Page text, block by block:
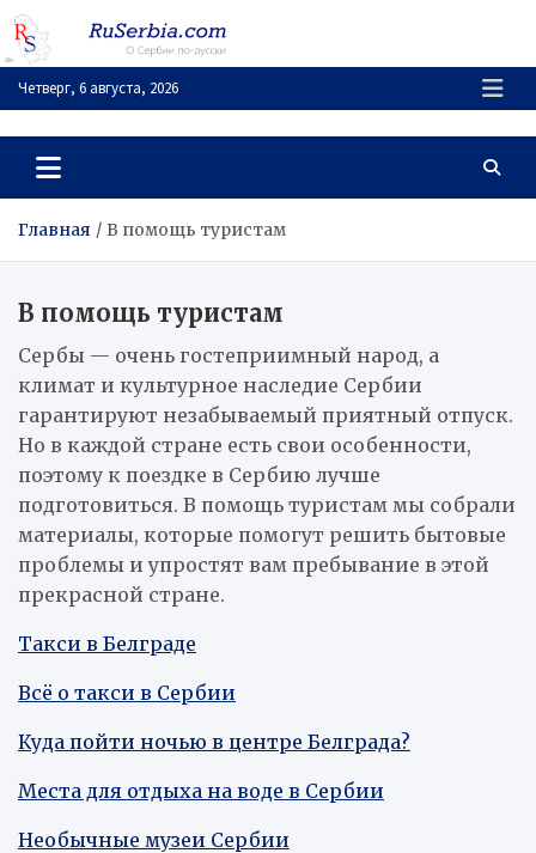
Перейти
содержимому
Четверг, 6 августа, 2026
RuSerbia.com
О Сербии – по-русски
Главная В помощь туристам
В помощь туристам
Сербы — очень гостеприимный народ, а
климат и культурное наследие Сербии
гарантируют незабываемый приятный отпуск.
Но в каждой стране есть свои особенности,
поэтому к поездке в Сербию лучше
подготовиться. В помощь туристам мы собрали
материалы, которые помогут решить бытовые
проблемы и упростят вам пребывание в этой
прекрасной стране.
Такси в Белграде
Всё о такси в Сербии
Куда пойти ночью в центре Белграда?
Места для отдыха на воде в Сербии
Необычные музеи Сербии